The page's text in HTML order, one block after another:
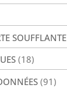
SOUFFLANTE
(18)
(91)